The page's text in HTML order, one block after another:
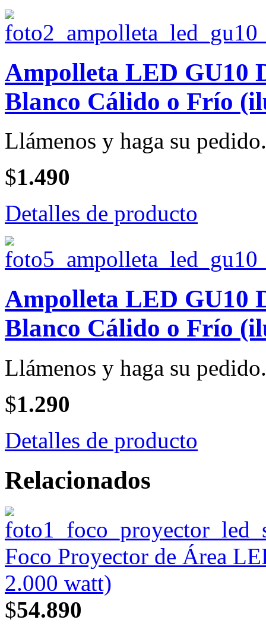
Ampolleta LED GU10
Blanco Cálido o Frío
Llámenos y haga su pedido.
$1.490
Detalles de producto
Ampolleta LED GU10
Blanco Cálido o Frío
Llámenos y haga su pedido.
$1.290
Detalles de producto
Relacionados
Foco Proyector de Área
2.000 watt)
$54.890